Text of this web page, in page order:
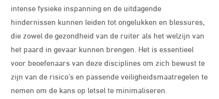
intense fysieke inspanning en de uitdagende
hindernissen kunnen leiden tot ongelukken en blessures,
die zowel de gezondheid van de ruiter als het welzijn van
het paard in gevaar kunnen brengen. Het is essentieel
voor beoefenaars van deze disciplines om zich bewust te
zijn van de risico’s en passende veiligheidsmaatregelen te
nemen om de kans op letsel te minimaliseren.